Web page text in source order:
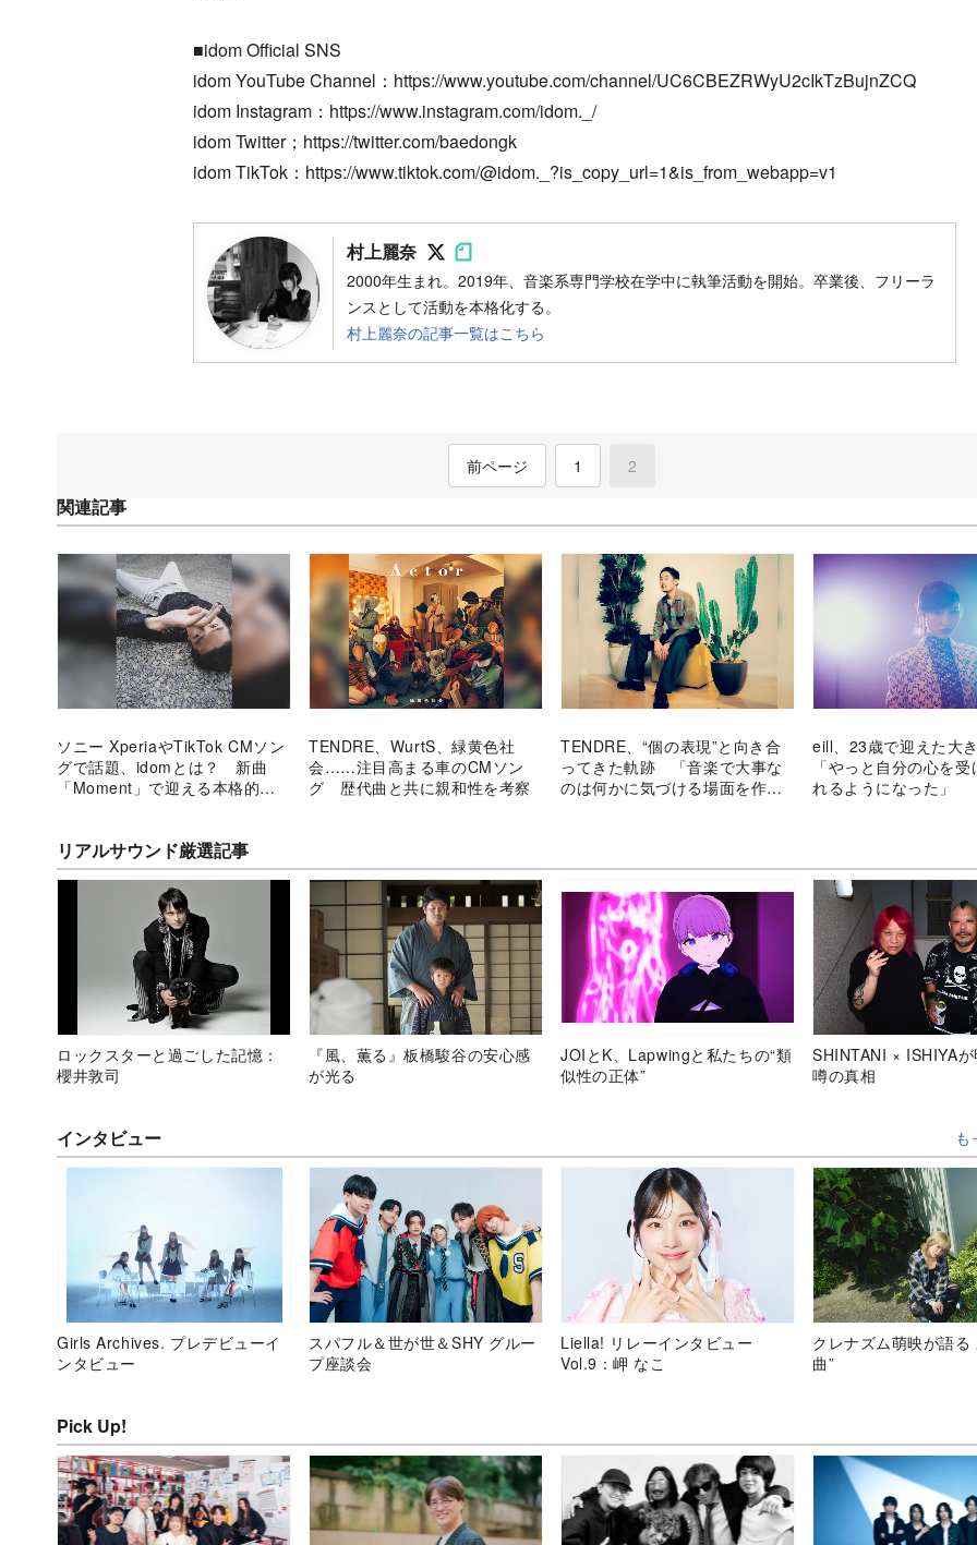
■idom Official SNS
idom YouTube Channel：https://www.youtube.com/channel/UC6CBEZRWyU2cIkTzBujnZCQ
idom Instagram：https://www.instagram.com/idom._/
idom Twitter；https://twitter.com/baedongk
idom TikTok：https://www.tiktok.com/@idom._?is_copy_url=1&is_from_webapp=v1
村上麗奈 Follow on SNS
Follow on SNS
2000年生まれ。2019年、音楽系専門学校在学中に執筆活動を開始。卒業後、フリーラ
ンスとして活動を本格化する。
村上麗奈の記事一覧はこちら
前ページ 1 2
関連記事
ソニー XperiaやTikTok CMソン
グで話題、idomとは？ 新曲
「Moment」で迎える本格的な
TENDRE、WurtS、緑黄色社
会……注目高まる車のCMソン
グ 歴代曲と共に親和性を考察
TENDRE、“個の表現”と向き合
ってきた軌跡 「音楽で大事な
のは何かに気づける場面を作る
eill、23歳で迎えた大
「やっと自分の心を受
れるようになった」
リアルサウンド厳選記事
ロックスターと過ごした記憶：
櫻井敦司
『風、薫る』板橋駿谷の安心感
が光る
JOIとK、Lapwingと私たちの“類
似性の正体”
SHINTANI × ISHIYAが
噂の真相
インタビュー も
Girls Archives. プレデビューイ
ンタビュー
スパフル＆世が世＆SHY グルー
プ座談会
Liella! リレーインタビュー
Vol.9：岬 なこ
クレナズム萌映が語る
曲”
Pick Up!